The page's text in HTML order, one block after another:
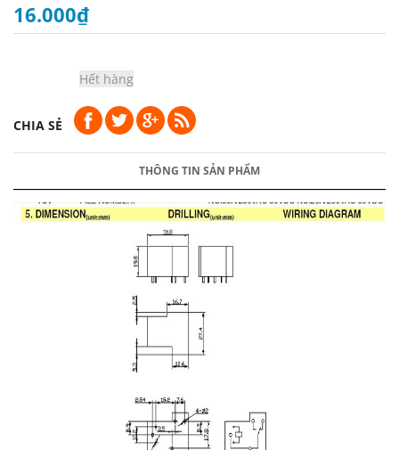
16.000₫
Hết hàng
CHIA SẺ
THÔNG TIN SẢN PHẨM